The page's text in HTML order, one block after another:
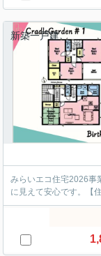
新築一戸建
みらいエコ住宅2026事
に見えて安心です。【